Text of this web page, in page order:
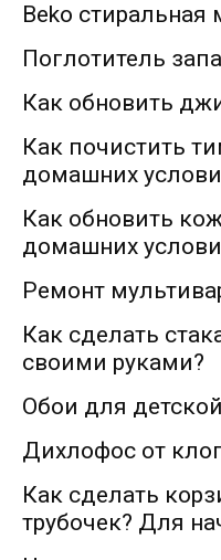
Beko
Поглотитель
Как обновить
Как почистить
домашних
Как обновить
домашних
Ремонт
Как сделать
своими руками?
Обои для
Дихлофос от
Как сделать
трубочек? Для